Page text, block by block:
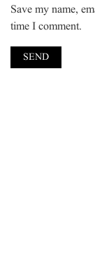
Save my name,
time I comment.